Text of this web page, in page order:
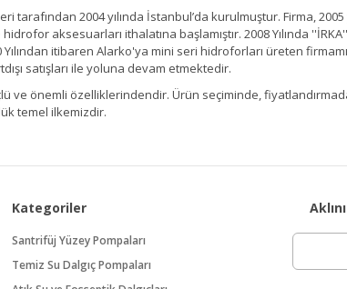
2004 yılında İstanbul’da kurulmuştur. Firma,
aksesuarları ithalatına başlamıştır. 2008 Yılında
itibaren Alarko'ya mini seri hidroforları üreten
satışları ile yoluna devam etmektedir.
ve önemli özelliklerindendir. Ürün seçiminde,
temel ilkemizdir.
Kategoriler
Santrifüj Yüzey Pompaları
Temiz Su Dalgıç Pompaları